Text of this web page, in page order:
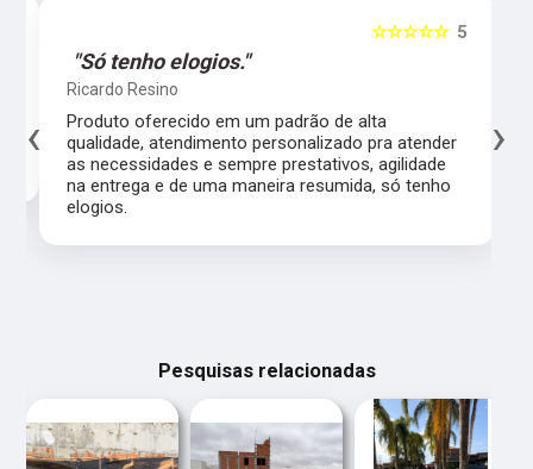
5
☆☆☆☆☆
"Só tenho elogios."
Ricardo Resino
Produto oferecido em um padrão de alta
qualidade, atendimento personalizado pra atender
as necessidades e sempre prestativos, agilidade
na entrega e de uma maneira resumida, só tenho
elogios.
‹ ›
Pesquisas relacionadas